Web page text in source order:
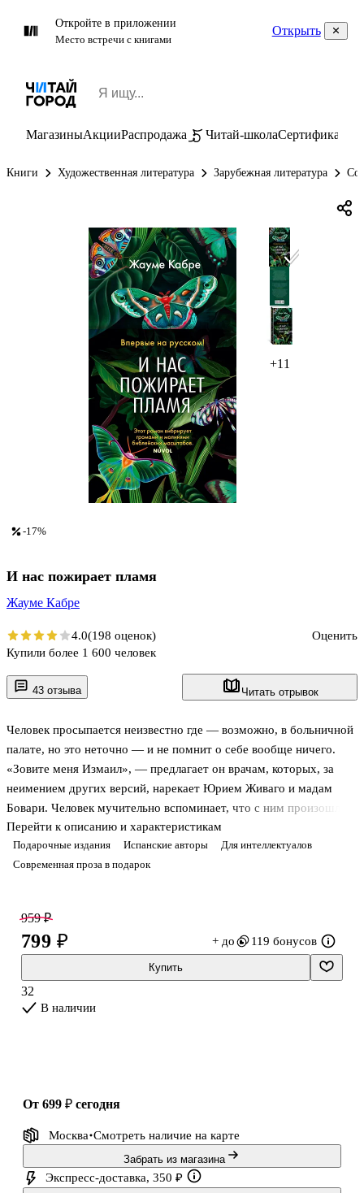
Откройте в приложении
Место встречи с книгами
Открыть
МагазиныАкцииРаспродажа Читай-школаСертификаты
Книги Художественная литература Зарубежная литература
+11
43 отзыва Читать отрывок
Подарочные издания Испанские авторы
Для интеллектуалов
Современная проза в подарок
Человек просыпается неизвестно где — возможно, в больничной
палате, но это неточно — и не помнит о себе вообще ничего.
«Зовите меня Измаил», — предлагает он врачам, которых, за
неимением других версий, нарекает Юрием Живаго и мадам
Бовари. Человек мучительно вспоминает, что с ним произошло
(какая-то авария? и, кажется, у него была любовь? и вправду ли
его следует звать Измаилом?). Он описывает круги подле
разгадки, подбираясь к ней все ближе и ближе, — ночным
сужая кольцо, ходит его безвинная жертва и невольная Немезида,
будущий рассказчик его истории и просто растерянный о
Перейти к описанию и характеристикам
-17%
И нас пожирает пламя
Жауме Кабре
4.0(198 оценок)
Оценить
Купили более 1 600 человек
959 ₽
799 ₽ + до 119 бонусов
Купить
32
В наличии
от 699 ₽ сегодня
Москва Смотреть наличие на карте
Забрать из магазина
Экспресс-доставка, 350 ₽